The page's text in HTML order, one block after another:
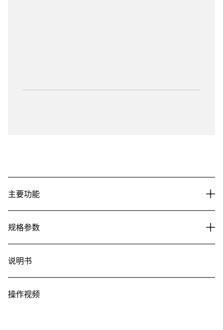
主要功能
规格参数
说明书
操作视频